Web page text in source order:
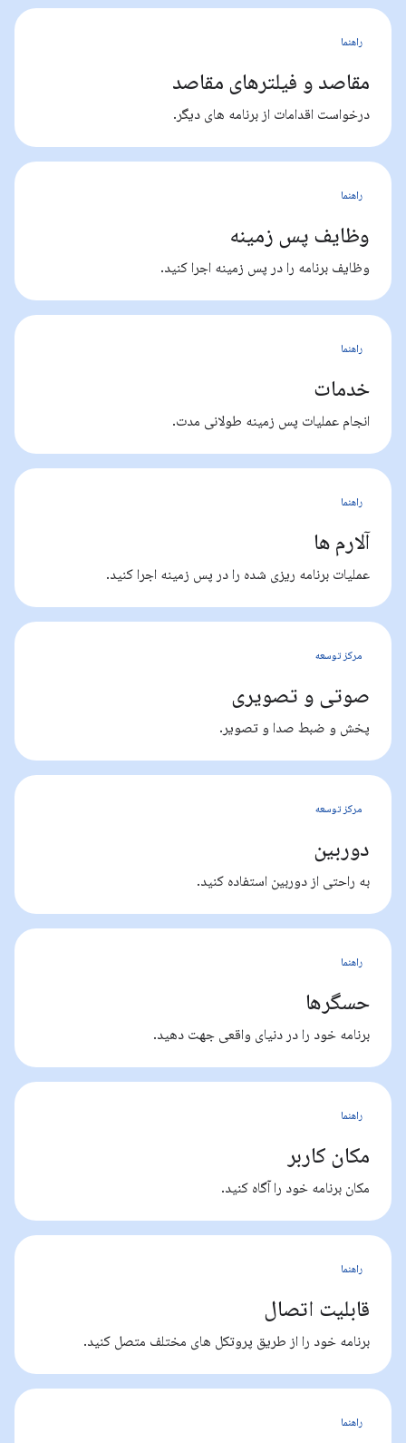
راهنما
مقاصد و فیلترهای مقاصد
درخواست اقدامات از برنامه های دیگر.
راهنما
وظایف پس زمینه
وظایف برنامه را در پس زمینه اجرا کنید.
راهنما
خدمات
انجام عملیات پس زمینه طولانی مدت.
راهنما
آلارم ها
عملیات برنامه ریزی شده را در پس زمینه اجرا کنید.
مرکز توسعه
صوتی و تصویری
پخش و ضبط صدا و تصویر.
مرکز توسعه
دوربین
به راحتی از دوربین استفاده کنید.
راهنما
حسگرها
برنامه خود را در دنیای واقعی جهت دهید.
راهنما
مکان کاربر
مکان برنامه خود را آگاه کنید.
راهنما
قابلیت اتصال
برنامه خود را از طریق پروتکل های مختلف متصل کنید.
راهنما